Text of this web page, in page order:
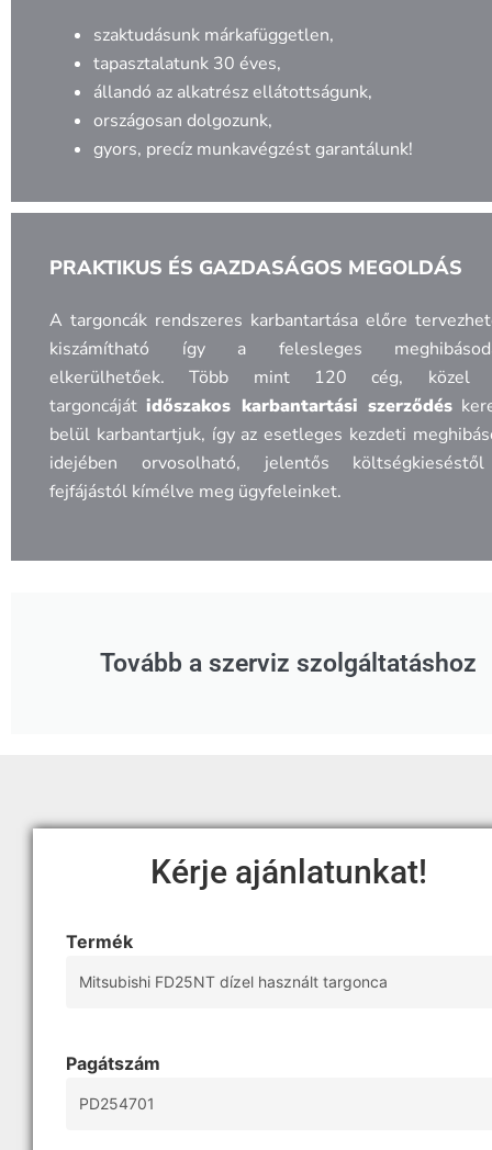
szaktudásunk márkafüggetlen,
tapasztalatunk 30 éves,
állandó az alkatrész ellátottságunk,
országosan dolgozunk,
gyors, precíz munkavégzést garantálunk!
PRAKTIKUS ÉS GAZDASÁGOS MEGOLDÁS
A targoncák rendszeres karbantartása előre
kiszámítható így a felesleges
elkerülhetőek. Több mint 120 cég, közel
targoncájátidőszakos karbantartási szerződés
belül karbantartjuk, így az esetleges kezdeti
idejében orvosolható, jelentős
fejfájástól kímélve meg ügyfeleinket.
Tovább a szerviz szolgáltatáshoz
Kérje ajánlatunkat!
Termék
Pagátszám